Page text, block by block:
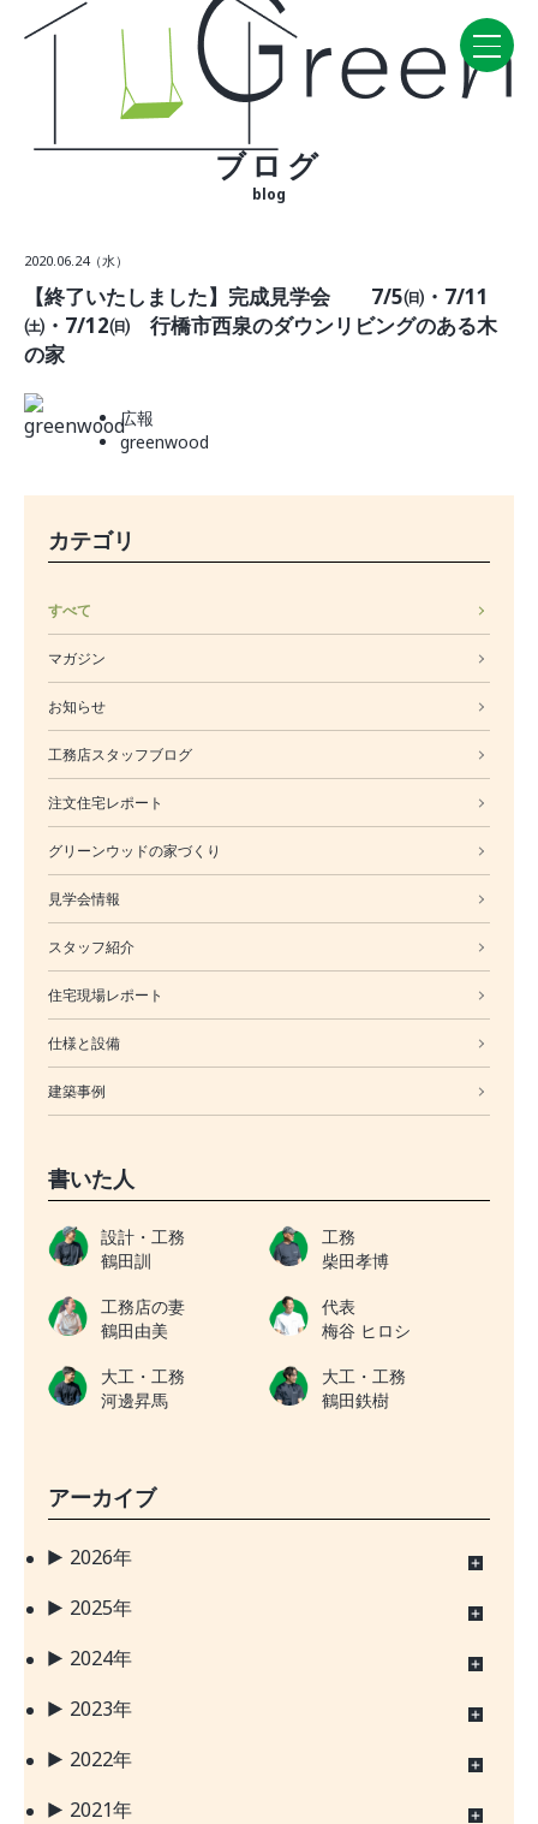
CONCEPT・BUILD
コンセプト
自然素材
WORK
建築実例
モデルルーム
ABOUT
会社概要
採用情報
スタッフ紹介
ブログ
お知らせ
お問い合わせ・資料請求
SNS
ブログ
blog
2020.06.24（水）
【終了いたしました】完成見学会 7/5㈰・7/11
㈯・7/12㈰ 行橋市西泉のダウンリビングのある木
の家
広報
greenwood
カテゴリ
すべて
マガジン
お知らせ
工務店スタッフブログ
注文住宅レポート
グリーンウッドの家づくり
見学会情報
スタッフ紹介
住宅現場レポート
仕様と設備
建築事例
書いた人
設計・工務
鶴田訓
工務
柴田孝博
工務店の妻
鶴田由美
代表
梅谷 ヒロシ
大工・工務
河邊昇馬
大工・工務
鶴田鉄樹
アーカイブ
2026年
2025年
2024年
2023年
2022年
2021年